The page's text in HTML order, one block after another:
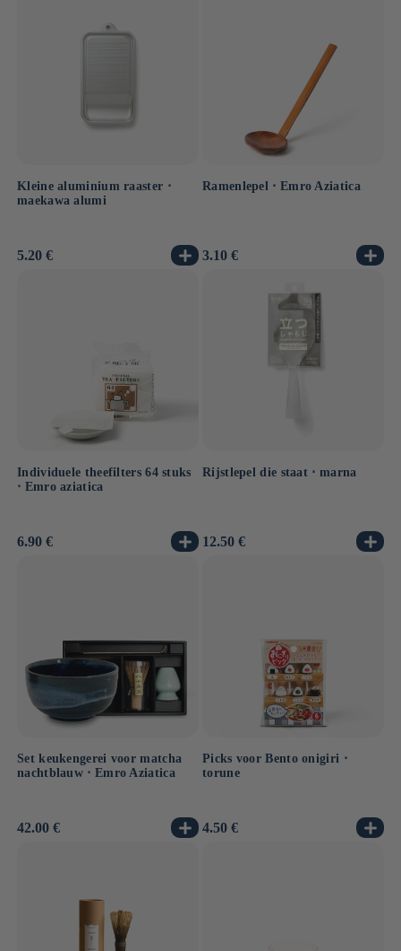
Kleine aluminium raaster ⋅
maekawa alumi
Normale
5.20 €
Ramenlepel ⋅ Emro Aziatica
Normale
3.10 €
Individuele theefilters 64 stuks
⋅ Emro aziatica
Normale
6.90 €
Rijstlepel die staat ⋅ marna
Normale
12.50 €
Set keukengerei voor matcha
nachtblauw ⋅ Emro Aziatica
Normale
42.00 €
Picks voor Bento onigiri ⋅
torune
Normale
4.50 €